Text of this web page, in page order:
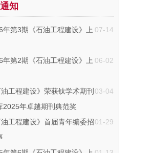
知
07-14
年第3期《石油工程建设》上
06-02
年第2期《石油工程建设》上
03-04
油工程建设》荣获钛学术期刊
2025年卓越期刊典范奖
01-29
油工程建设》首届青年编委招